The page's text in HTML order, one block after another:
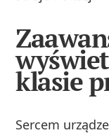
klasie
Sercem